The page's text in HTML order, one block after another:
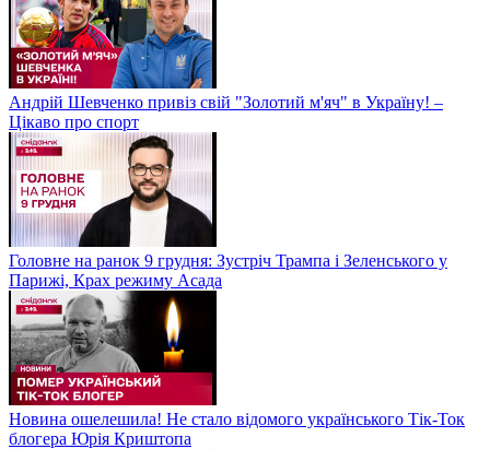
Андрій Шевченко привіз свій "Золотий м'яч" в Україну! –
Цікаво про спорт
Головне на ранок 9 грудня: Зустріч Трампа і Зеленського у
Парижі, Крах режиму Асада
Новина ошелешила! Не стало відомого українського Тік-Ток
блогера Юрія Криштопа